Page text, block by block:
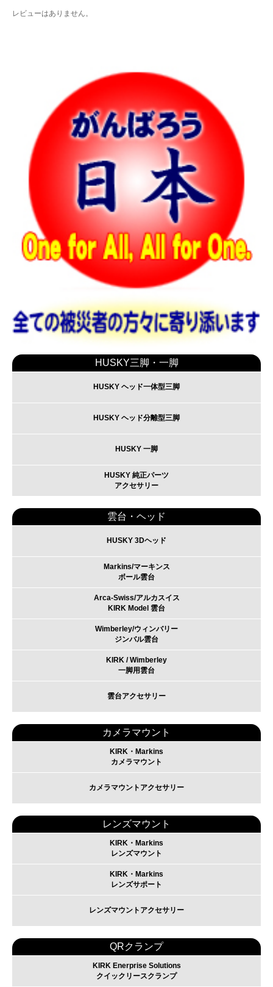
HUSKY三脚・一脚
HUSKY ヘッド一体型三脚
HUSKY ヘッド分離型三脚
HUSKY 一脚
HUSKY 純正パーツ
アクセサリー
雲台・ヘッド
HUSKY 3Dヘッド
Markins/マーキンス
ボール雲台
Arca-Swiss/アルカスイス
KIRK Model 雲台
Wimberley/ウィンバリー
ジンバル雲台
KIRK / Wimberley
一脚用雲台
雲台アクセサリー
カメラマウント
KIRK・Markins
カメラマウント
カメラマウントアクセサリー
レンズマウント
KIRK・Markins
レンズマウント
KIRK・Markins
レンズサポート
レンズマウントアクセサリー
QRクランプ
KIRK Enerprise Solutions
クイックリースクランプ
レビューはありません。